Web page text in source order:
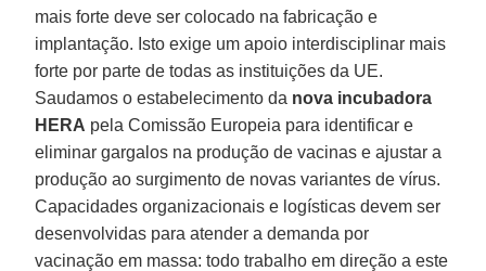
mais forte deve ser colocado na fabricação e
implantação. Isto exige um apoio interdisciplinar mais
forte por parte de todas as instituições da UE.
Saudamos o estabelecimento da nova incubadora
HERA pela Comissão Europeia para identificar e
eliminar gargalos na produção de vacinas e ajustar a
produção ao surgimento de novas variantes de vírus.
Capacidades organizacionais e logísticas devem ser
desenvolvidas para atender a demanda por
vacinação em massa: todo trabalho em direção a este